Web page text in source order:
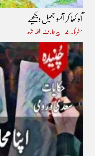
آلو کھا کر آنسو جھیل دیکھیے
سفرنامے پیر عارف اﷲ شاہ